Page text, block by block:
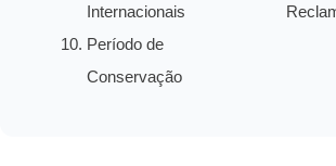
Internacionais
Período de
Conservação